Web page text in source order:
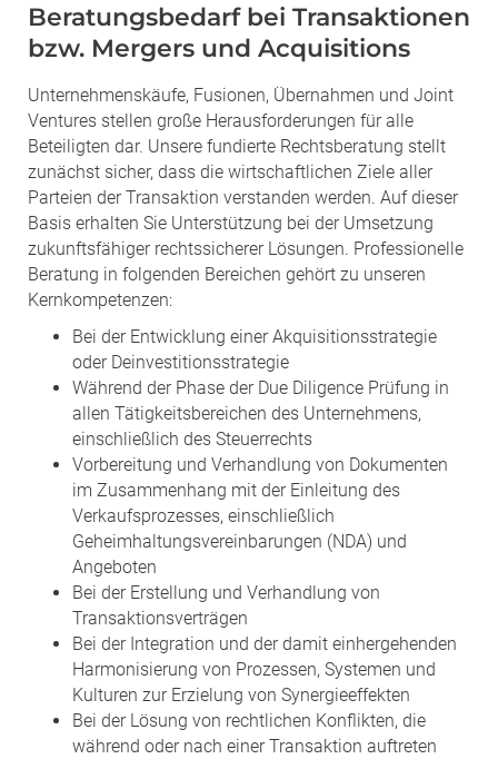
Beratungsbedarf bei Transaktionen
bzw. Mergers und Acquisitions
Unternehmenskäufe, Fusionen, Übernahmen und Joint
Ventures stellen große Herausforderungen für alle
Beteiligten dar. Unsere fundierte Rechtsberatung stellt
zunächst sicher, dass die wirtschaftlichen Ziele aller
Parteien der Transaktion verstanden werden. Auf dieser
Basis erhalten Sie Unterstützung bei der Umsetzung
zukunftsfähiger rechtssicherer Lösungen. Professionelle
Beratung in folgenden Bereichen gehört zu unseren
Kernkompetenzen:
Bei der Entwicklung einer Akquisitionsstrategie
oder Deinvestitionsstrategie
Während der Phase der Due Diligence Prüfung in
allen Tätigkeitsbereichen des Unternehmens,
einschließlich des Steuerrechts
Vorbereitung und Verhandlung von Dokumenten
im Zusammenhang mit der Einleitung des
Verkaufsprozesses, einschließlich
Geheimhaltungsvereinbarungen (NDA) und
Angeboten
Bei der Erstellung und Verhandlung von
Transaktionsverträgen
Bei der Integration und der damit einhergehenden
Harmonisierung von Prozessen, Systemen und
Kulturen zur Erzielung von Synergieeffekten
Bei der Lösung von rechtlichen Konflikten, die
während oder nach einer Transaktion auftreten